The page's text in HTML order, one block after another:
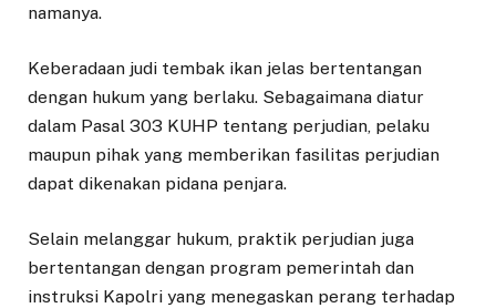
namanya.
Keberadaan judi tembak ikan jelas bertentangan
dengan hukum yang berlaku. Sebagaimana diatur
dalam Pasal 303 KUHP tentang perjudian, pelaku
maupun pihak yang memberikan fasilitas perjudian
dapat dikenakan pidana penjara.
Selain melanggar hukum, praktik perjudian juga
bertentangan dengan program pemerintah dan
instruksi Kapolri yang menegaskan perang terhadap